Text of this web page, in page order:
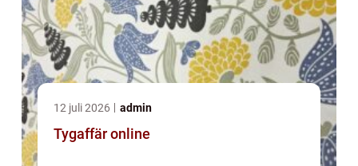
12 juli 2026 admin
Tygaffär online